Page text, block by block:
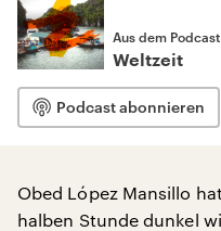
Aus dem Podcast
Weltzeit
Podcast abonnieren
Obed López Mansillo
halben Stunde dunkel